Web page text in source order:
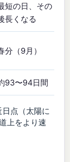
短の日、その
長くなる
分（9月）
93〜94日間
点（太陽に
上をより速